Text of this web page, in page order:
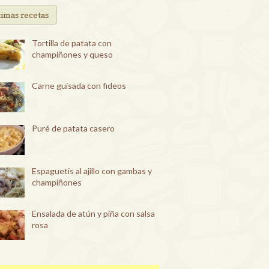
recetas
Tortilla de patata con
champiñones y queso
Carne guisada con fideos
Puré de patata casero
Espaguetis al ajillo con gambas y
champiñones
Ensalada de atún y piña con salsa
rosa